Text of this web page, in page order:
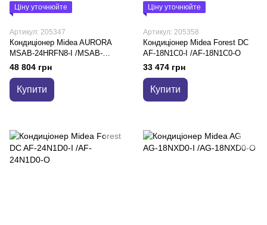
Ціну уточнюйте
Артикул: 205347
Кондиціонер Midea AURORA
MSAB-24HRFN8-I /MSAB-
24HRFN8-O
48 804 грн
Купити
Ціну уточнюйте
Артикул: 205358
Кондиціонер Midea Forest DC
AF-18N1C0-I /AF-18N1C0-O
33 474 грн
Купити